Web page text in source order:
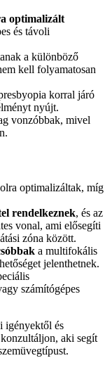
optimalizált
és távoli
a különböző
kell folyamatosan
korral járó
nyújt.
vonzóbbak, mivel
optimalizáltak, míg
rendelkeznek, és az
vonal, ami elősegíti
zóna között.
a multifokális
jelenthetnek.
számítógépes
igényektől és
aki segít